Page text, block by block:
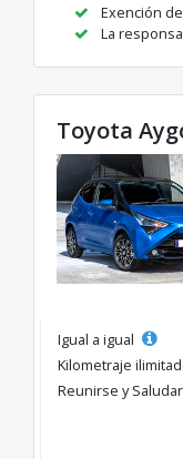
Exención
La
Toyota
Igual a igual
Kilometraje
Reunirse y Saludar